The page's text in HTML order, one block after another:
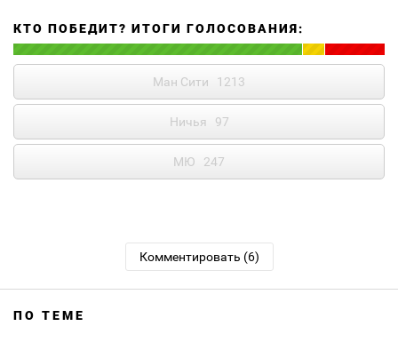
КТО ПОБЕДИТ? ИТОГИ ГОЛОСОВАНИЯ:
Ман Сити 1213
Ничья 97
МЮ 247
Комментировать (6)
ПО ТЕМЕ